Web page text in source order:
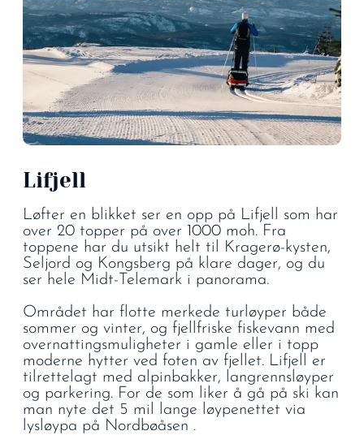
Lifjell
Løfter en blikket ser en opp på Lifjell som har
over 20 topper på over 1000 moh. Fra
toppene har du utsikt helt til Kragerø-kysten,
Seljord og Kongsberg på klare dager, og du
ser hele Midt-Telemark i panorama.
Området har flotte merkede turløyper både
sommer og vinter, og fjellfriske fiskevann med
overnattingsmuligheter i gamle eller i topp
moderne hytter ved foten av fjellet. Lifjell er
tilrettelagt med alpinbakker, langrennsløyper
og parkering. For de som liker å gå på ski kan
man nyte det 5 mil lange løypenettet via
lysløypa på Nordbøåsen .